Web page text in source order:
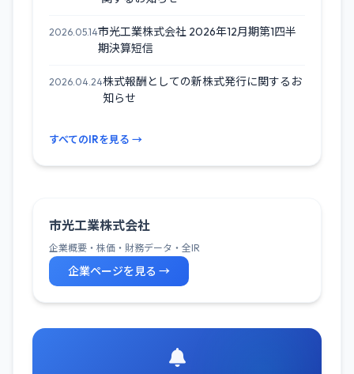
2026.05.14市光工業株式会社 2026年12月期第1四半
期決算短信
2026.04.24株式報酬としての新株式発行に関するお
知らせ
すべてのIRを見る →
市光工業株式会社
企業概要・株価・財務データ・全IR
企業ページを見る →